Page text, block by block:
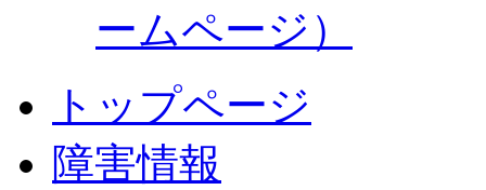
ームページ）
トップページ
障害情報